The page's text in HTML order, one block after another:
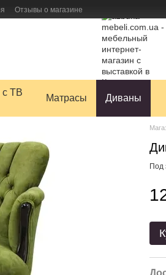
Отзывы о магазине
ТВ
Матрасы Диваны
Под